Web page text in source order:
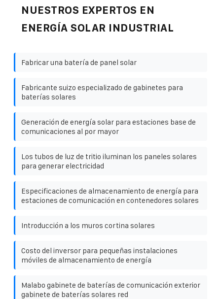
NUESTROS EXPERTOS EN
ENERGÍA SOLAR INDUSTRIAL
Fabricar una batería de panel solar
Fabricante suizo especializado de gabinetes para
baterías solares
Generación de energía solar para estaciones base de
comunicaciones al por mayor
Los tubos de luz de tritio iluminan los paneles solares
para generar electricidad
Especificaciones de almacenamiento de energía para
estaciones de comunicación en contenedores solares
Introducción a los muros cortina solares
Costo del inversor para pequeñas instalaciones
móviles de almacenamiento de energía
Malabo gabinete de baterías de comunicación exterior
gabinete de baterías solares red